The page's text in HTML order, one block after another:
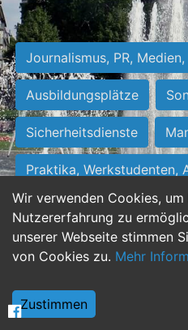
Wir verwenden Cookies, um
Nutzererfahrung zu
unserer Webseite stimmen
von Cookies zu. Mehr
Zustimmen
Journalismus, PR,
Ausbildungsplätze
Sicherheitsdienste
Praktika, Werkstudenten,
Personalwesen
Hilfskräfte, Aushilfs- und
Weiterbildung, Studium,